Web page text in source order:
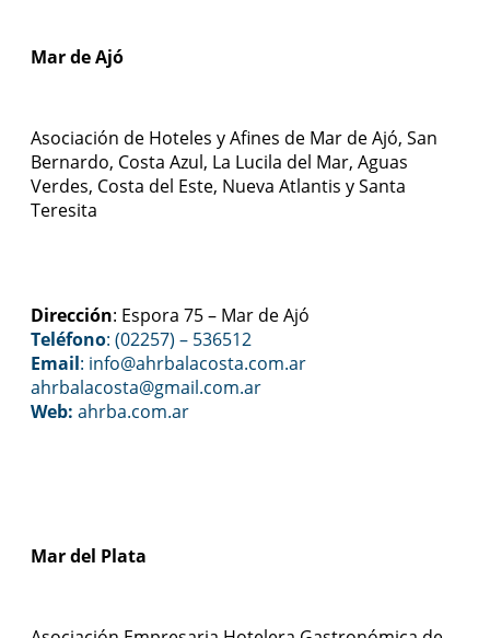
Mar de Ajó
Asociación de Hoteles y Afines de Mar de Ajó, San
Bernardo, Costa Azul, La Lucila del Mar, Aguas
Verdes, Costa del Este, Nueva Atlantis y Santa
Teresita
Dirección: Espora 75 – Mar de Ajó
Teléfono: (02257) – 536512
Email: info@ahrbalacosta.com.ar
ahrbalacosta@gmail.com.ar
Web: ahrba.com.ar
Mar del Plata